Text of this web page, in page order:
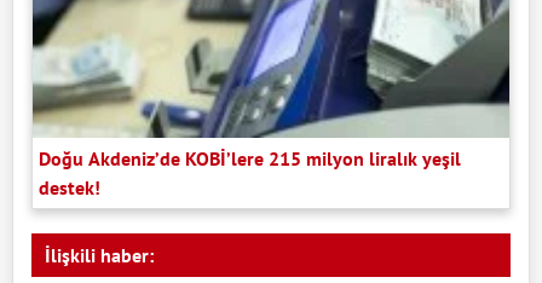
Doğu Akdeniz’de KOBİ’lere 215 milyon liralık yeşil
destek!
İlişkili haber: